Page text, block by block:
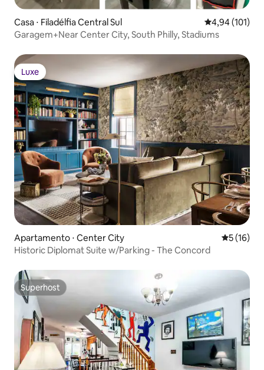
Casa ⋅ Filadélfia Central Sul 4,94 de uma
4,94 (101)
Garagem+Near Center City, South Philly, Stadiums
Luxe
Luxe
Apartamento ⋅ Center City 5 de uma
5 (16)
Historic Diplomat Suite w/Parking - The Concord
Superhost
Superhost